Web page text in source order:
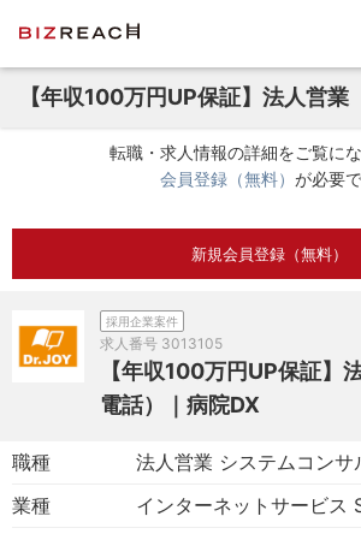
転職・求人情報の詳細をご覧に
会員登録（無料） が必要
新規会員登録（無料）
採用企業案件
求人番号 3013105
【年収100万円UP保証】
電話）｜病院DX
職種
法人営業 システムコン
業種
インターネットサービス